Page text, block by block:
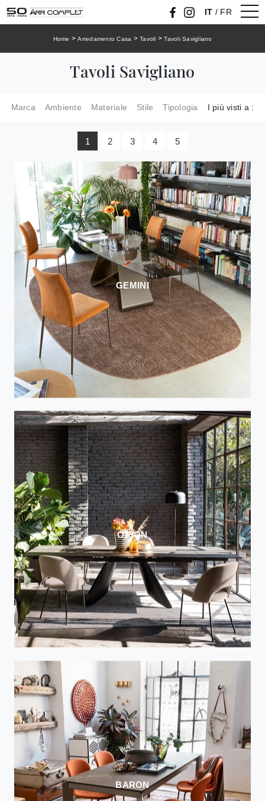
IT / FR
Home >Arredamento Casa > Tavoli >Tavoli Savigliano
Tavoli Savigliano
Marca Ambiente Materiale Stile Tipologia I più visti a :
1 2 3 4 5
GEMINI
ORION
BARON